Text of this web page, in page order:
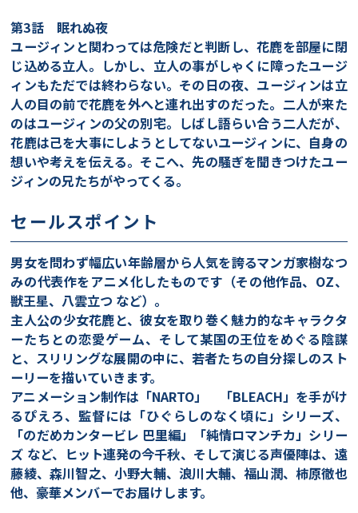
第3話 眠れぬ夜
ユージィンと関わっては危険だと判断し、花鹿を部屋に閉
じ込める立人。しかし、立人の事がしゃくに障ったユージ
ィンもただでは終わらない。その日の夜、ユージィンは立
人の目の前で花鹿を外へと連れ出すのだった。二人が来た
のはユージィンの父の別宅。しばし語らい合う二人だが、
花鹿は己を大事にしようとしてないユージィンに、自身の
想いや考えを伝える。そこへ、先の騒ぎを聞きつけたユー
ジィンの兄たちがやってくる。
セールスポイント
男女を問わず幅広い年齢層から人気を誇るマンガ家樹なつ
みの代表作をアニメ化したものです（その他作品、OZ、
獣王星、八雲立つ など）。
主人公の少女花鹿と、彼女を取り巻く魅力的なキャラクタ
ーたちとの恋愛ゲーム、そして某国の王位をめぐる陰謀
と、スリリングな展開の中に、若者たちの自分探しのスト
ーリーを描いていきます。
アニメーション制作は「NARTO」 「BLEACH」を手がけ
るぴえろ、監督には「ひぐらしのなく頃に」シリーズ、
「のだめカンタービレ 巴里編」「純情ロマンチカ」シリー
ズ など、ヒット連発の今千秋、そして演じる声優陣は、遠
藤綾、森川智之、小野大輔、浪川大輔、福山潤、柿原徹也
他、豪華メンバーでお届けします。